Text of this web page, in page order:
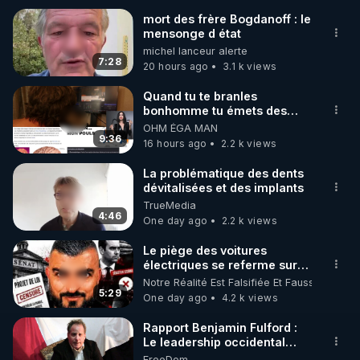
🌱 INSTAGRAM
https://www.instagram.com/rdlr_thierrycasasnovas/
http://rgnr.li/instagram
🌱 LA NEWSLETTER
Pour ne pas rater l’actualité RGNR (stages,
http://rgnr.li/news
🌱 VIDÉOS NON CENSURÉES SUR ODYSEE
Toutes les vidéos Youtube sont aussi sur la
http://rgnr.li/odysee
🌱 LES STAGES EN PRÉSENTIEL
7:28
mort des frère Bogdanoff : le
mensonge d état
michel lanceur alerte
20 hours ago
3.1 k views
9:36
Quand tu te branles
bonhomme tu émets des
ondes ils ont juste omis de
t'expliquer
OHM ÉGA MAN
16 hours ago
2.2 k views
4:46
La problématique des dents
dévitalisées et des implants
TrueMedia
One day ago
2.2 k views
5:29
Le piège des voitures
électriques se referme sur
les usagers !
Notre Réalité Est Falsifiée Et Fausse
One day ago
4.2 k views
Rapport Benjamin Fulford :
Le leadership occidental
dysfonctionnel s’enfonce